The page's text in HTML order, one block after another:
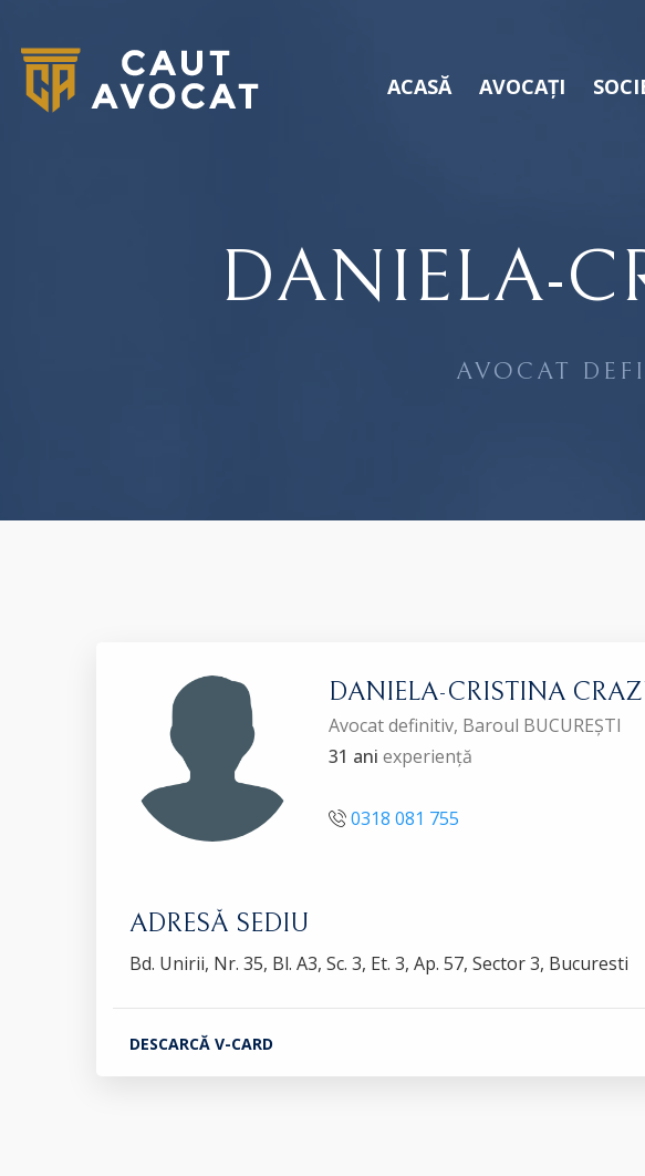
ACASĂ AVOCAȚI
DANIELA-
AVOCAT
DANIELA-CRISTINA
Avocat definitiv, Baroul BUCUREȘTI
31 ani experiență
0318 081 755
ADRESĂ SEDIU
Bd. Unirii, Nr. 35, Bl. A3, Sc. 3, Et. 3, Ap. 57, Sector 3, Bucuresti
DESCARCĂ V-CARD